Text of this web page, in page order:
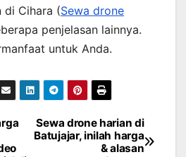
di Cihara (Sewa drone
penjelasan lainnya.
untuk Anda.
Sewa drone harian di
Batujajar, inilah harga
& alasan